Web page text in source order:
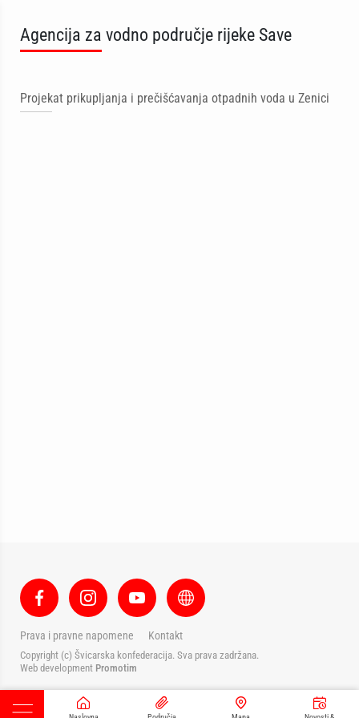
Agencija za vodno područje rijeke Save
Projekat prikupljanja i prečišćavanja otpadnih voda u Zenici
Prava i pravne napomene Kontakt
Copyright (c) Švicarska konfederacija. Sva prava zadržana.
Web development Promotim